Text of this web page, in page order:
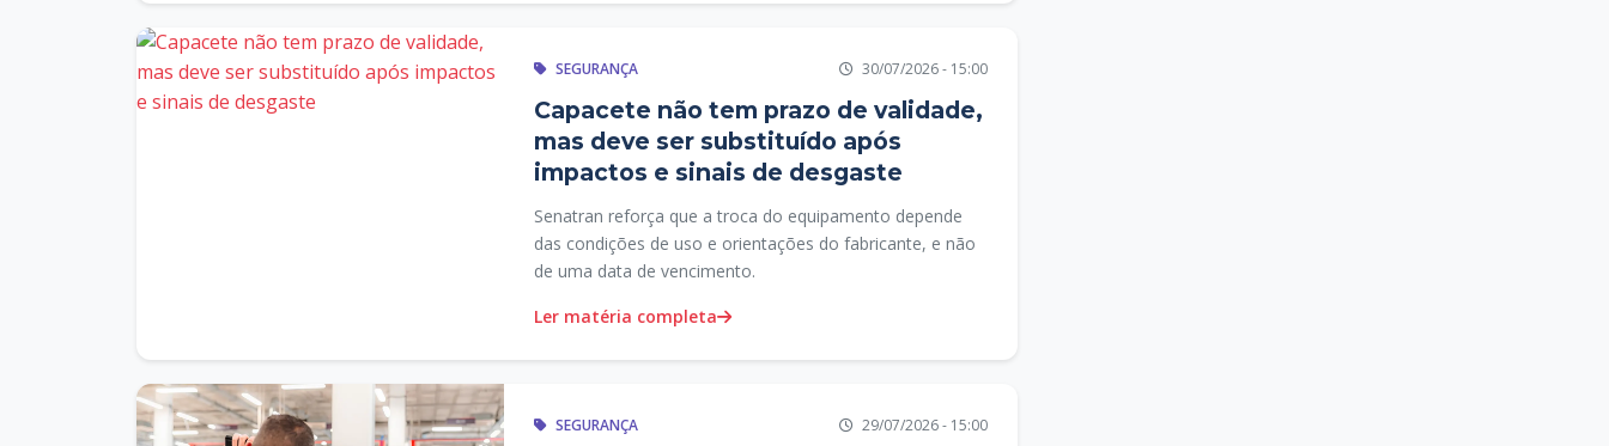
SEGURANÇA 30/07/2026 - 15:00
Capacete não tem prazo de validade,
mas deve ser substituído após
impactos e sinais de desgaste
Senatran reforça que a troca do equipamento depende
das condições de uso e orientações do fabricante, e não
de uma data de vencimento.
Ler matéria completa
SEGURANÇA 29/07/2026 - 15:00